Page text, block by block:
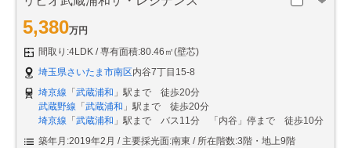
5,380万円
間取り:4LDK
専有面積:80.46㎡(壁芯)
埼玉県さいたま市南区内谷7丁目15-8
埼京線 「武蔵浦和 」駅まで 徒歩20分
武蔵野線 「武蔵浦和 」駅まで 徒歩20分
埼京線 「武蔵浦和 」駅まで バス11分 「内谷」停まで 徒歩10分
築年月:2019年2月
主要採光面:南東 所在階数:3階・地上9階